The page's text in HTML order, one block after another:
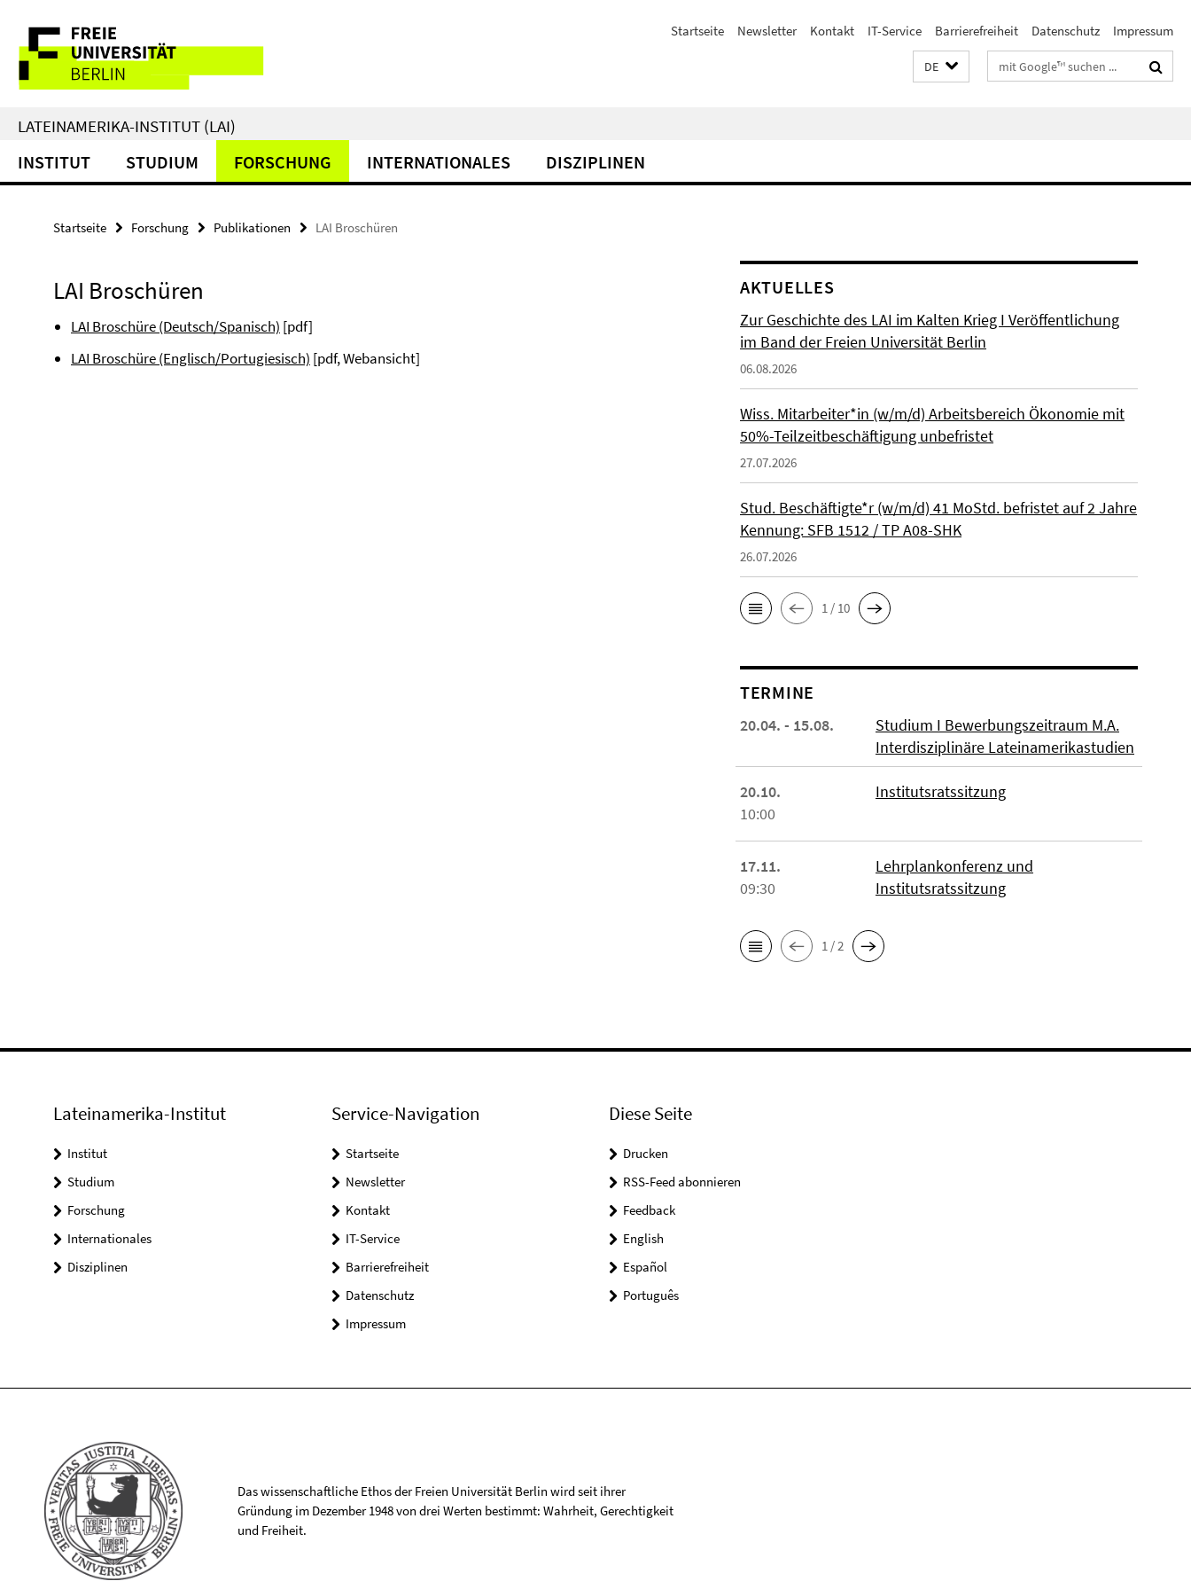
direkt
Inhalt
Service-
Navigation
Startseite Newsletter Kontakt IT-Service Barrierefreiheit Datenschutz Impressum
DE Suchbegriffe
LATEINAMERIKA-INSTITUT (LAI)
INSTITUT STUDIUM FORSCHUNG INTERNATIONALES DISZIPLINEN
Startseite Forschung Publikationen LAI Broschüren
LAI Broschüren
LAI Broschüre (Deutsch/Spanisch) [pdf]
LAI Broschüre (Englisch/Portugiesisch) [pdf, Webansicht]
AKTUELLES
Zur Geschichte des LAI im Kalten Krieg I Veröffentlichung
im Band der Freien Universität Berlin
06.08.2026
Wiss. Mitarbeiter*in (w/m/d) Arbeitsbereich Ökonomie mit
50%-Teilzeitbeschäftigung unbefristet
27.07.2026
Stud. Beschäftigte*r (w/m/d) 41 MoStd. befristet auf 2 Jahre
Kennung: SFB 1512 / TP A08-SHK
26.07.2026
1 / 10
TERMINE
20.04. - 15.08.
Studium I Bewerbungszeitraum M.A.
Interdisziplinäre Lateinamerikastudien
20.10.
10:00
Institutsratssitzung
17.11.
09:30
Lehrplankonferenz und
Institutsratssitzung
1 / 2
Lateinamerika-Institut
Institut
Studium
Forschung
Internationales
Disziplinen
Service-Navigation
Startseite
Newsletter
Kontakt
IT-Service
Barrierefreiheit
Datenschutz
Impressum
Diese Seite
Drucken
RSS-Feed abonnieren
Feedback
English
Español
Português
Das wissenschaftliche Ethos der Freien Universität Berlin wird seit ihrer
Gründung im Dezember 1948 von drei Werten bestimmt: Wahrheit, Gerechtigkeit
und Freiheit.